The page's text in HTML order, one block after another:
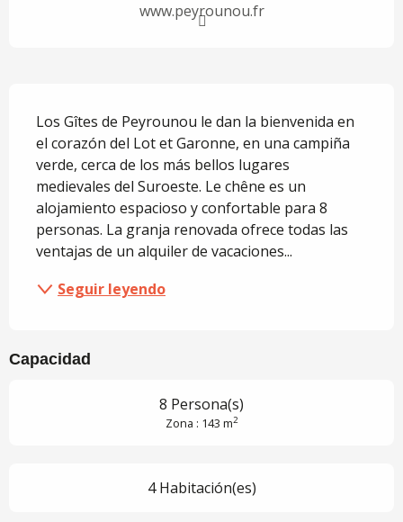
www.peyrounou.fr
Los Gîtes de Peyrounou le dan la bienvenida en
el corazón del Lot et Garonne, en una campiña
verde, cerca de los más bellos lugares
medievales del Suroeste. Le chêne es un
alojamiento espacioso y confortable para 8
personas. La granja renovada ofrece todas las
ventajas de un alquiler de vacaciones...
Seguir leyendo
Capacidad
8 Persona(s)
Zona : 143 m2
4 Habitación(es)